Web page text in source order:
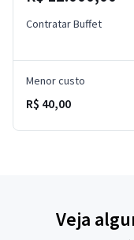
Contratar Buffet
Menor custo
R$ 40,00
Veja